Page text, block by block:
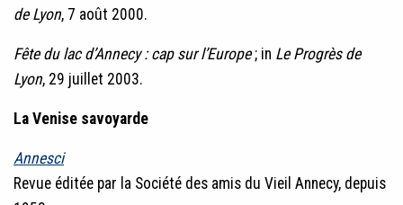
de Lyon, 7 août 2000.
Fête du lac d’Annecy : cap sur l’Europe; in Le Progrès de
Lyon, 29 juillet 2003.
La Venise savoyarde
Annesci
Revue éditée par la Société des amis du Vieil Annecy, depuis